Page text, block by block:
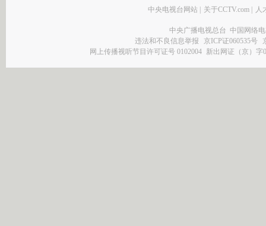
中央电视台网站 | 关于CCTV.com | 人
中央广播电视总台 中国网络
违法和不良信息举报
京ICP证060535号
网上传播视听节目许可证号 0102004 新出网证（京）